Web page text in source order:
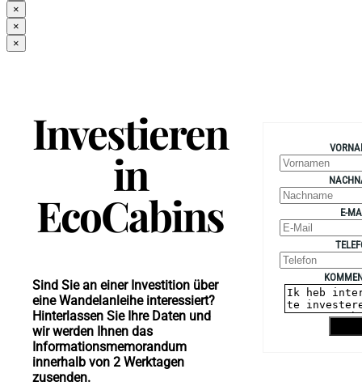
×
×
×
Investieren
in
EcoCabins
Sind Sie an einer Investition über
eine Wandelanleihe interessiert?
Hinterlassen Sie Ihre Daten und
wir werden Ihnen das
Informationsmemorandum
innerhalb von 2 Werktagen
zusenden.
E-